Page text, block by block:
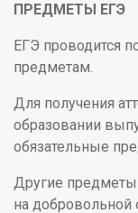
ПРЕДМЕТЫ ЕГЭ
ЕГЭ проводится
предметам.
Для получения
образовании
обязательные
Другие предметы
на добровольной